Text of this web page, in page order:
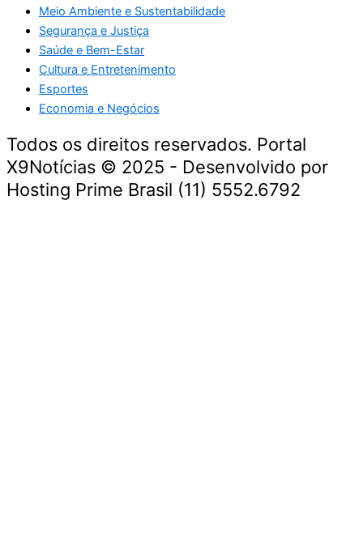
Meio Ambiente e Sustentabilidade
Segurança e Justiça
Saúde e Bem-Estar
Cultura e Entretenimento
Esportes
Economia e Negócios
Todos os direitos reservados. Portal
X9Notícias © 2025 - Desenvolvido por
Hosting Prime Brasil (11) 5552.6792